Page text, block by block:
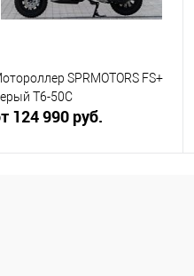
SPRMOTORS FS+
T6-50C
124 990 руб.